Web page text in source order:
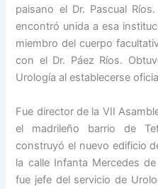
paisano el Dr. Pascual
encontró unida a esa
miembro del cuerpo
con el Dr. Páez Ríos.
Urología al establecerse
Fue director de la VII
el madrileño barrio de
construyó el nuevo edificio
la calle Infanta Mercedes
fue jefe del servicio de